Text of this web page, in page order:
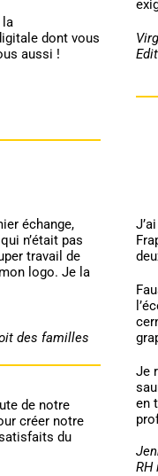
la
dont vous
aussi !
échange,
n’était pas
travail de
logo. Je la
des familles
de notre
créer notre
du
Je
en
RH